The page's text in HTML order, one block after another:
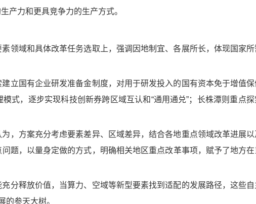
产力和更具竞争力的生产方式。
领域和具体改革任务选取上，强调因地制宜、各展所长，体现国家
立国有企业研发准备金制度，对用于研发投入的国有资本免于增值
式，逐步实现科技创新券跨区域互认和“通用通兑”；长株潭则重点
，方案充分考虑要素差异、区域差异，结合各地重点领域改革进展以
题，以量身定做的方式，明确相关地区重点改革事项，赋予了地方
分释放价值，当算力、空域等新型要素找到适配的发展路径，这些
的参天大树。